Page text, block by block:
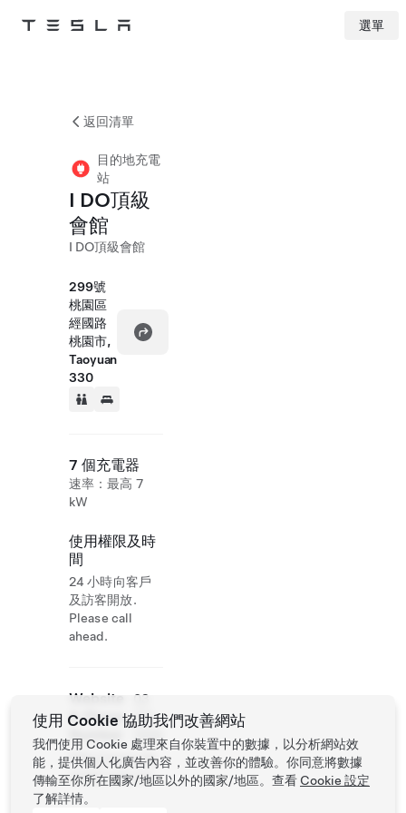
Tesla 選單
返回清單
目的地充電
站
I DO頂級
會館
I DO頂級會館
299號
桃園區
經國路
桃園市,
Taoyuan
330
7 個充電器
速率：最高 7
kW
使用權限及時
間
24 小時向客戶
及訪客開放.
Please call
ahead.
Website
& Phone
Number
03
315
1666
http://www.ido
motel.com.tw/
使用 Cookie 協助我們改善網站
我們使用 Cookie 處理來自你裝置中的數據，以分析網站效
能，提供個人化廣告內容，並改善你的體驗。你同意將數據
傳輸至你所在國家/地區以外的國家/地區。查看 Cookie 設定
了解詳情。